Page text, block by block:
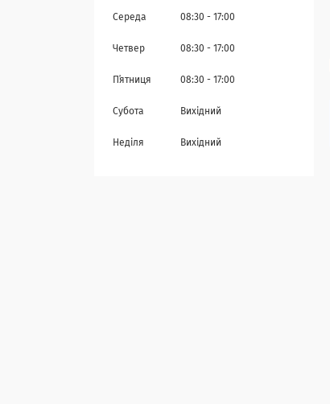
Середа 08:30 17:00
Четвер 08:30 17:00
Пʼятниця 08:30 17:00
Субота Вихідний
Неділя Вихідний